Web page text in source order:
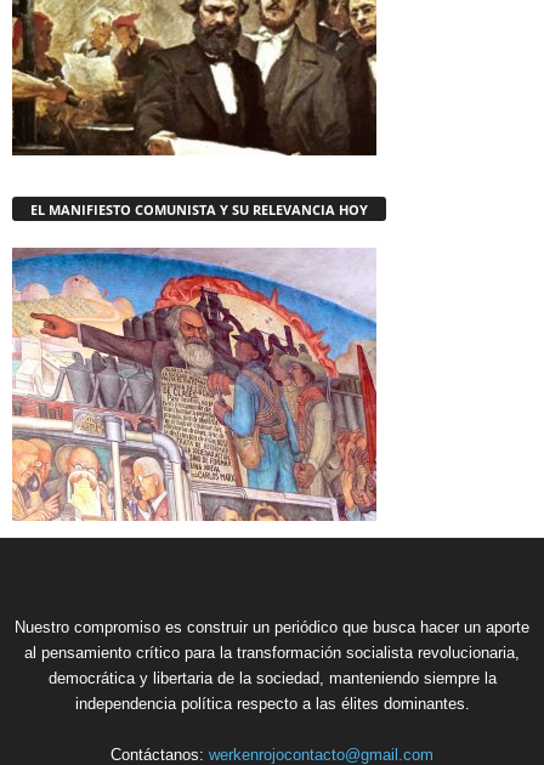
EL MANIFIESTO COMUNISTA Y SU RELEVANCIA HOY
Nuestro compromiso es construir un periódico que busca hacer un aporte
al pensamiento crítico para la transformación socialista revolucionaria,
democrática y libertaria de la sociedad, manteniendo siempre la
independencia política respecto a las élites dominantes.
Contáctanos: werkenrojocontacto@gmail.com